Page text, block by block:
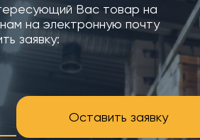
Вас товар на
на электронную почту
заявку:
Оставить заявку